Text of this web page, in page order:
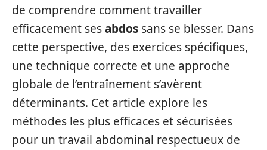
de comprendre comment travailler
efficacement sesabdos sans se blesser. Dans
cette perspective, des exercices spécifiques,
une technique correcte et une approche
globale de l’entraînement s’avèrent
déterminants. Cet article explore les
méthodes les plus efficaces et sécurisées
pour un travail abdominal respectueux de